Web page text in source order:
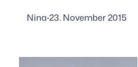
Nina·23. November 2015